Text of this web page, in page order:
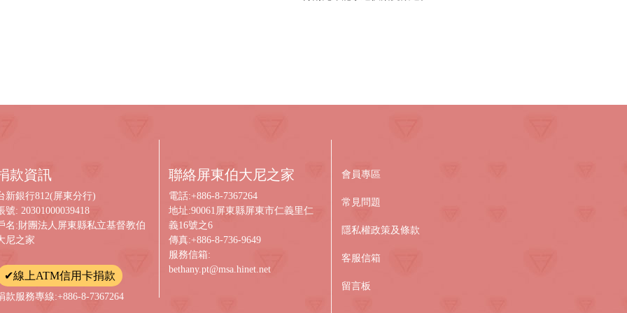
款資訊
新銀行812(屏東分行)
號: 20301000039418
名:財團法人屏東縣私立基督教伯
尼之家
✔線上ATM信用卡捐款
款服務專線:+886-8-7367264
聯絡屏東伯大尼之家
電話:+886-8-7367264
地址:90061屏東縣屏東市仁義里仁
義16號之6
傳真:+886-8-736-9649
服務信箱:
bethany.pt@msa.hinet.net
會員專區
常見問題
隱私權政策及條款
客服信箱
留言板